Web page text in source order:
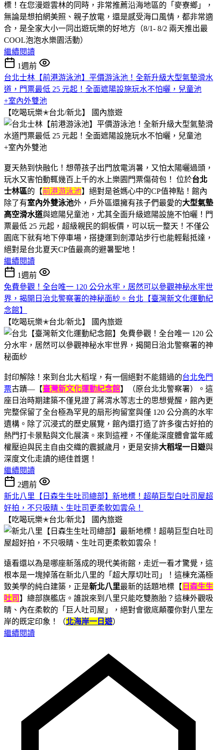
標！在您漫遊雲林的同時，非常推薦沿海地區的「麥寮鄉」，
無論是想拍網美照、親子放電，還是感受海口風情，都非常適
合，是全家大小一同出遊玩樂的好地方（8/1- 8/2 兩天推出最
COOL泡泡水樂園活動）
繼續閱讀
1週前
台北士林【前港游泳池】平價游泳池！全新升級大型氣墊滑水
道，門票最低 25 元起！全面遮陽設施玩水不怕曬，兒童池
+室內外雙池
【吃喝玩樂✭台北/新北】
國內旅遊
夏天熱到快融化！想帶孩子出門放電消暑，又怕太陽曬過頭，
玩水又害怕動輒幾百上千的水上樂園門票傷荷包！ 位於台北
士林區的【前港游泳池】絕對是爸媽心中的CP值神點！館內
除了有室內外雙泳池外，戶外區還擁有孩子們最愛的大型氣墊
高空滑水道與遮陽兒童池，尤其全面升級遮陽設施不怕曬！門
票最低 25 元起，超級親民的銅板價，可以玩一整天！不僅公
園底下就有地下停車場，搭捷運到劍潭站步行也能輕鬆抵達，
絕對是台北夏天CP值最高的避暑聖地！
繼續閱讀
1週前
免費參觀！全台唯一 120 公分水牢，居然可以參觀神秘水牢世
界，揭開日治北警察署的神秘面紗。台北【臺灣新文化運動紀
念館】
【吃喝玩樂✭台北/新北】
國內旅遊
封印解除！來到台北大稻埕，有一個絕對不能錯過的台北免門
票古蹟—【臺灣新文化運動紀念館】（原台北北警察署）。這
座日治時期建築不僅見證了蔣渭水等志士的思想覺醒，館內更
完整保留了全台極為罕見的扇形拘留室與僅 120 公分高的水牢
遺構。除了沉浸式的歷史展覽，館內還打造了許多復古好拍的
熱門打卡景點與文化展演。來到這裡，不僅能深度體會當年威
權壓迫與民主自由交織的震撼歲月，更是安排大稻埕一日遊與
深度文化走讀的絕佳首選！
繼續閱讀
2週前
新北八里【日森生生吐司總部】新地標！超萌巨型白吐司屋超
好拍，不只吸睛、生吐司更柔軟如雲朵！
【吃喝玩樂✭台北/新北】
國內旅遊
遠看還以為是哪座新落成的現代美術館，走近一看才驚覺，這
根本是一塊掉落在新北八里的「超大厚切吐司」！這棟充滿極
致美學的純白建築，正是新北八里最新的話題地標【 日森生生
吐司 】總部旗艦店。誰說來到八里只能吃雙胞胎？這棟外觀吸
睛、內在柔軟的「巨人吐司屋」，絕對會徹底顛覆你對八里左
岸的既定印象！（北海岸一日遊）
繼續閱讀